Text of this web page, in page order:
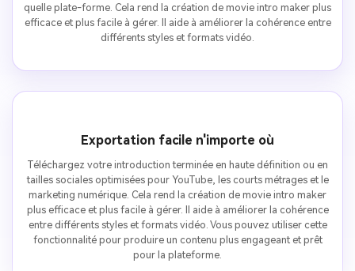
quelle plate-forme. Cela rend la création de movie intro maker plus
efficace et plus facile à gérer. Il aide à améliorer la cohérence entre
différents styles et formats vidéo.
Exportation facile n'importe où
Téléchargez votre introduction terminée en haute définition ou en
tailles sociales optimisées pour YouTube, les courts métrages et le
marketing numérique. Cela rend la création de movie intro maker
plus efficace et plus facile à gérer. Il aide à améliorer la cohérence
entre différents styles et formats vidéo. Vous pouvez utiliser cette
fonctionnalité pour produire un contenu plus engageant et prêt
pour la plateforme.